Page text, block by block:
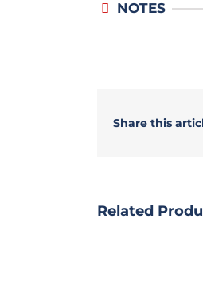
NOTES
Share this
Related